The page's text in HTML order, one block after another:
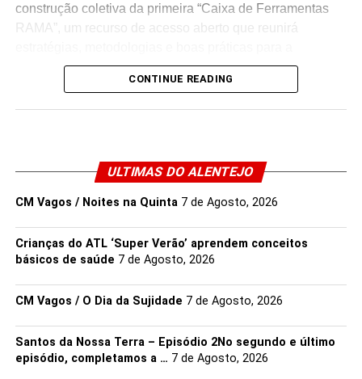
construção coletiva da primeira “Caixa de Ferramentas
RAMA”, um recurso de acesso aberto que reunirá
mobilidade artística na Ibero-América.
virtual, a decorrer entre 2 de setembro e 7 de outubro de
Iberescena Artes Escénicas Iberoamericanas
CONTINUE READING
ULTIMAS DO ALENTEJO
CM Vagos / Noites na Quinta 7 de Agosto, 2026
Crianças do ATL ‘Super Verão’ aprendem conceitos
básicos de saúde 7 de Agosto, 2026
CM Vagos / O Dia da Sujidade 7 de Agosto, 2026
Santos da Nossa Terra – Episódio 2No segundo e último
episódio, completamos a … 7 de Agosto, 2026